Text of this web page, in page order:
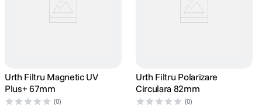
9. dji mic mini
10 . dji osmo
Urth Filtru Magnetic UV
Plus+ 67mm
(0)
Urth Filtru Polarizare
Circulara 82mm
(0)